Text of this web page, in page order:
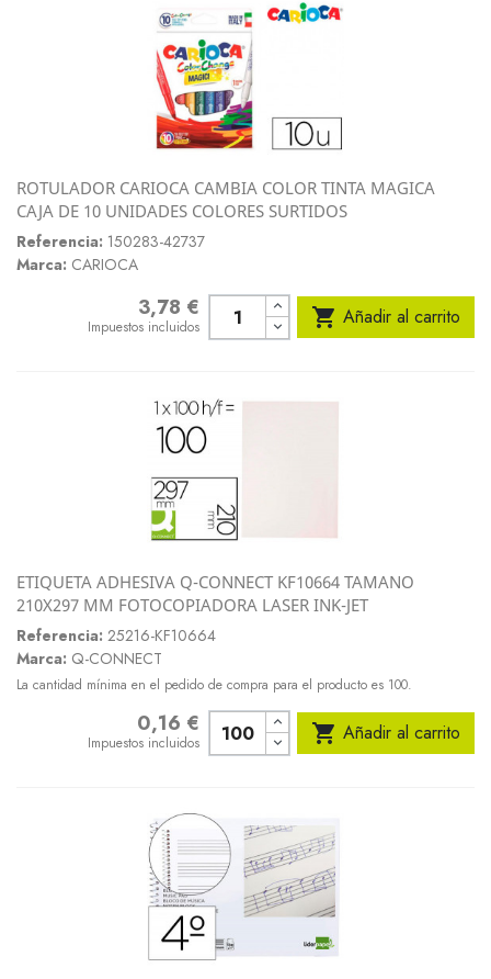
ROTULADOR CARIOCA CAMBIA COLOR TINTA MAGICA
CAJA DE 10 UNIDADES COLORES SURTIDOS
Referencia: 150283-42737
Marca: CARIOCA
3,78 €
Impuestos incluidos  Añadir al carrito
ETIQUETA ADHESIVA Q-CONNECT KF10664 TAMANO
210X297 MM FOTOCOPIADORA LASER INK-JET
Referencia: 25216-KF10664
Marca: Q-CONNECT
La cantidad mínima en el pedido de compra para el producto es 100.
0,16 €
Impuestos incluidos  Añadir al carrito